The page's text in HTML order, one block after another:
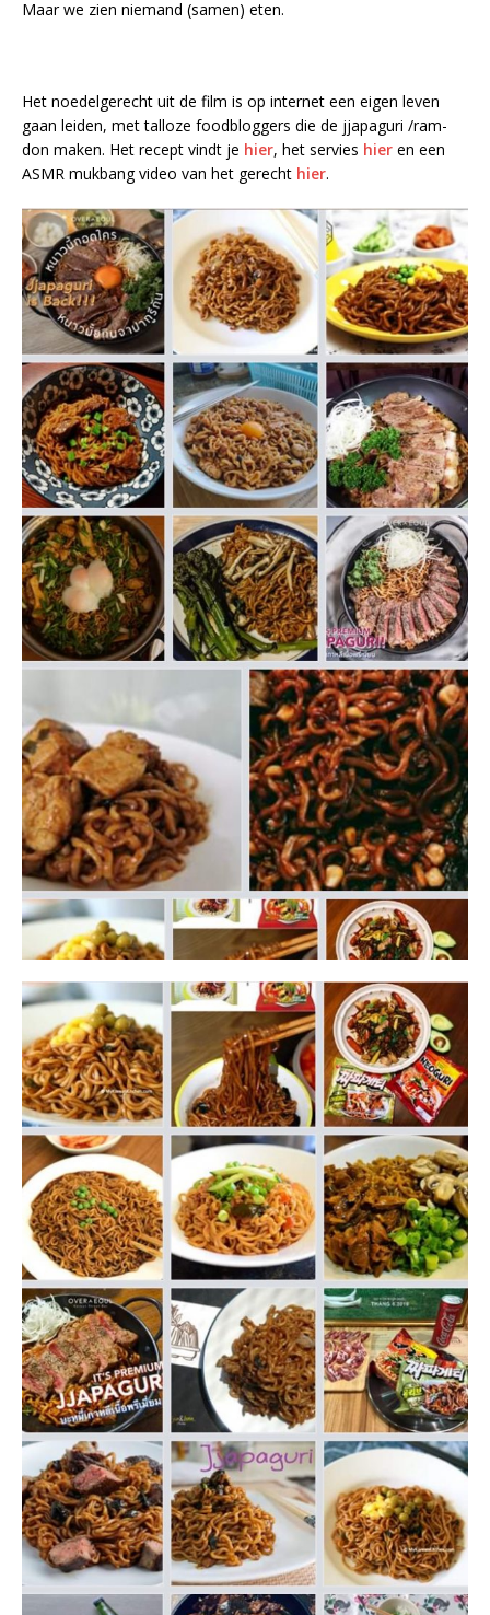
Maar we zien niemand (samen) eten.
Het noedelgerecht uit de film is op internet een eigen leven
gaan leiden, met talloze foodbloggers die de jjapaguri /ram-
don maken. Het recept vindt je hier, het servies hier en een
ASMR mukbang video van het gerecht hier.